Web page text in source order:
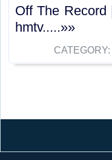
Off The
hmtv.....»»
CATEGORY: